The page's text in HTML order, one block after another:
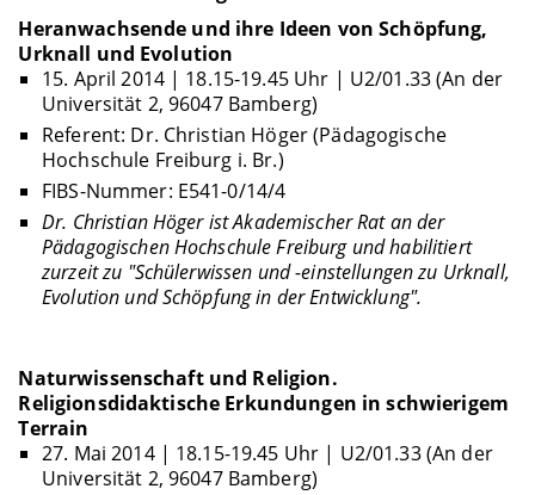
Heranwachsende und ihre Ideen von Schöpfung,
Urknall und Evolution
15. April 2014 | 18.15-19.45 Uhr | U2/01.33 (An der
Universität 2, 96047 Bamberg)
Referent: Dr. Christian Höger (Pädagogische
Hochschule Freiburg i. Br.)
FIBS-Nummer: E541-0/14/4
Dr. Christian Höger ist Akademischer Rat an der
Pädagogischen Hochschule Freiburg und habilitiert
zurzeit zu "Schülerwissen und -einstellungen zu Urknall,
Evolution und Schöpfung in der Entwicklung".
Naturwissenschaft und Religion.
Religionsdidaktische Erkundungen in schwierigem
Terrain
27. Mai 2014 | 18.15-19.45 Uhr | U2/01.33 (An der
Universität 2, 96047 Bamberg)